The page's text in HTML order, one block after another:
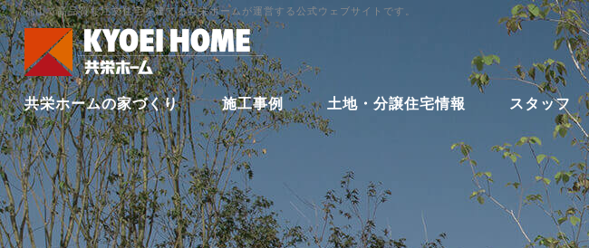
福山で高品質な注文住宅を建てる共栄ホームが運営する公式ウェブサイトです。
共栄ホームの家づくり 施工事例 土地・分譲住宅情報 スタッフ